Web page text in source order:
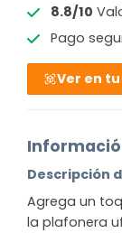
8.8/10
Pago
Ver en
Descripción
Agrega un
la plafonera